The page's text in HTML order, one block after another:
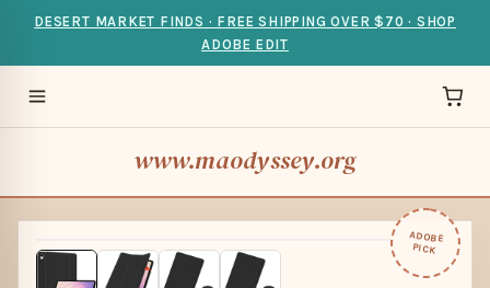
DESERT MARKET FINDS · FREE SHIPPING OVER $70 · SHOP
ADOBE EDIT
www.maodyssey.org
ADOBE
PICK